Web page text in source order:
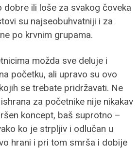
dobre ili loše za svakog čoveka
su najseobuhvatniji i za
po krvnim grupama.
možda sve deluje i
početku, ali upravo su ovo
se trebate pridržavati. Ne
za početnike nije nikakav
koncept, baš suprotno –
ko je strpljiv i odlučan u
hrani i pri tom smrša i dobije